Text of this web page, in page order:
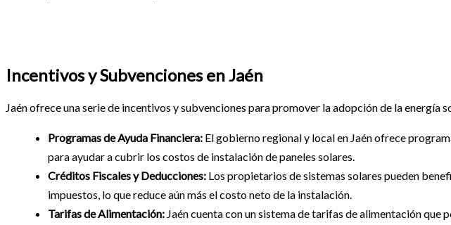
Incentivos y Subvenciones en Jaén
Jaén ofrece una serie de incentivos y subvenciones para promover la adopción de la energía
Programas de Ayuda Financiera: El gobierno regional y local en Jaén ofrece
para ayudar a cubrir los costos de instalación de paneles solares.
Créditos Fiscales y Deducciones: Los propietarios de sistemas solares pueden
impuestos, lo que reduce aún más el costo neto de la instalación.
Tarifas de Alimentación: Jaén cuenta con un sistema de tarifas de alimentación